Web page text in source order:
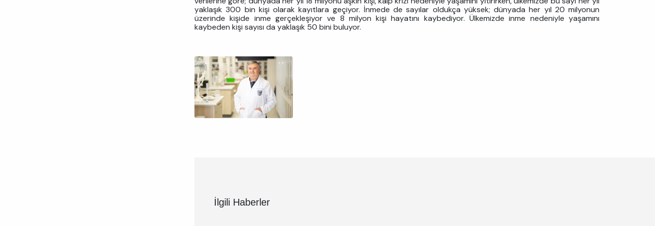
yaklaşık 300 bin kişi olarak kayıtlara geçiyor. İnmede de sayılar oldukça yüksek; dünyada her yıl 20 milyonun
üzerinde kişide inme gerçekleşiyor ve 8 milyon kişi hayatını kaybediyor. Ülkemizde inme nedeniyle yaşamını
kaybeden kişi sayısı da yaklaşık 50 bini buluyor.
İlgili Haberler